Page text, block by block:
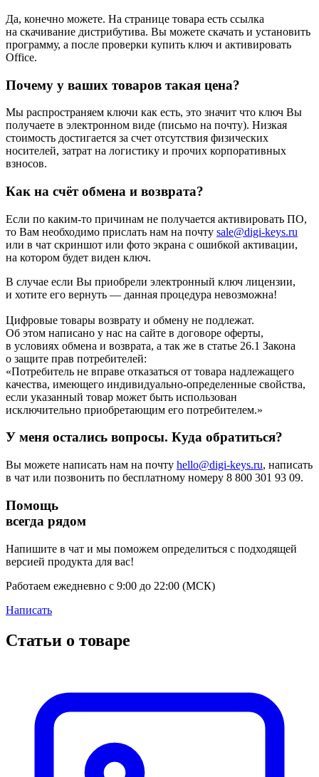
Да, конечно можете. На странице товара есть ссылка
на скачивание дистрибутива. Вы можете скачать и установить
программу, а после проверки купить ключ и активировать
Office.
Почему у ваших товаров такая цена?
Мы распространяем ключи как есть, это значит что ключ Вы
получаете в электронном виде (письмо на почту). Низкая
стоимость достигается за счет отсутствия физических
носителей, затрат на логистику и прочих корпоративных
взносов.
Как на счёт обмена и возврата?
Если по каким-то причинам не получается активировать ПО,
то Вам необходимо прислать нам на почту sale@digi-keys.ru
или в чат скриншот или фото экрана с ошибкой активации,
на котором будет виден ключ.
В случае если Вы приобрели электронный ключ лицензии,
и хотите его вернуть — данная процедура невозможна!
Цифровые товары возврату и обмену не подлежат.
Об этом написано у нас на сайте в договоре оферты,
в условиях обмена и возврата, а так же в статье 26.1 Закона
о защите прав потребителей:
«Потребитель не вправе отказаться от товара надлежащего
качества, имеющего индивидуально-определенные свойства,
если указанный товар может быть использован
исключительно приобретающим его потребителем.»
У меня остались вопросы. Куда обратиться?
Вы можете написать нам на почту hello@digi-keys.ru, написать
в чат или позвонить по бесплатному номеру 8 800 301 93 09.
Помощь
всегда рядом
Напишите в чат и мы поможем определиться с подходящей
версией продукта для вас!
Работаем ежедневно с 9:00 до 22:00 (МСК)
Написать
Статьи о товаре